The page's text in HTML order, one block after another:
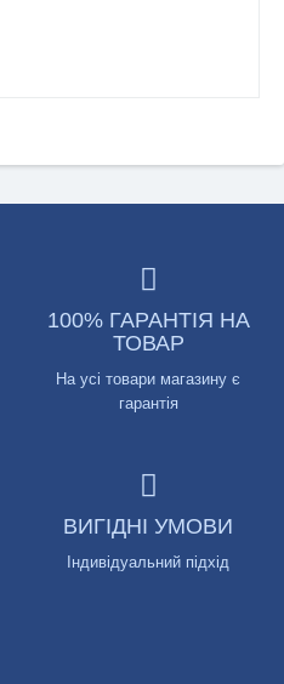
100% ГАРАНТІЯ НА
ТОВАР
На усі товари магазину є
гарантія
ВИГІДНІ УМОВИ
Індивідуальний підхід